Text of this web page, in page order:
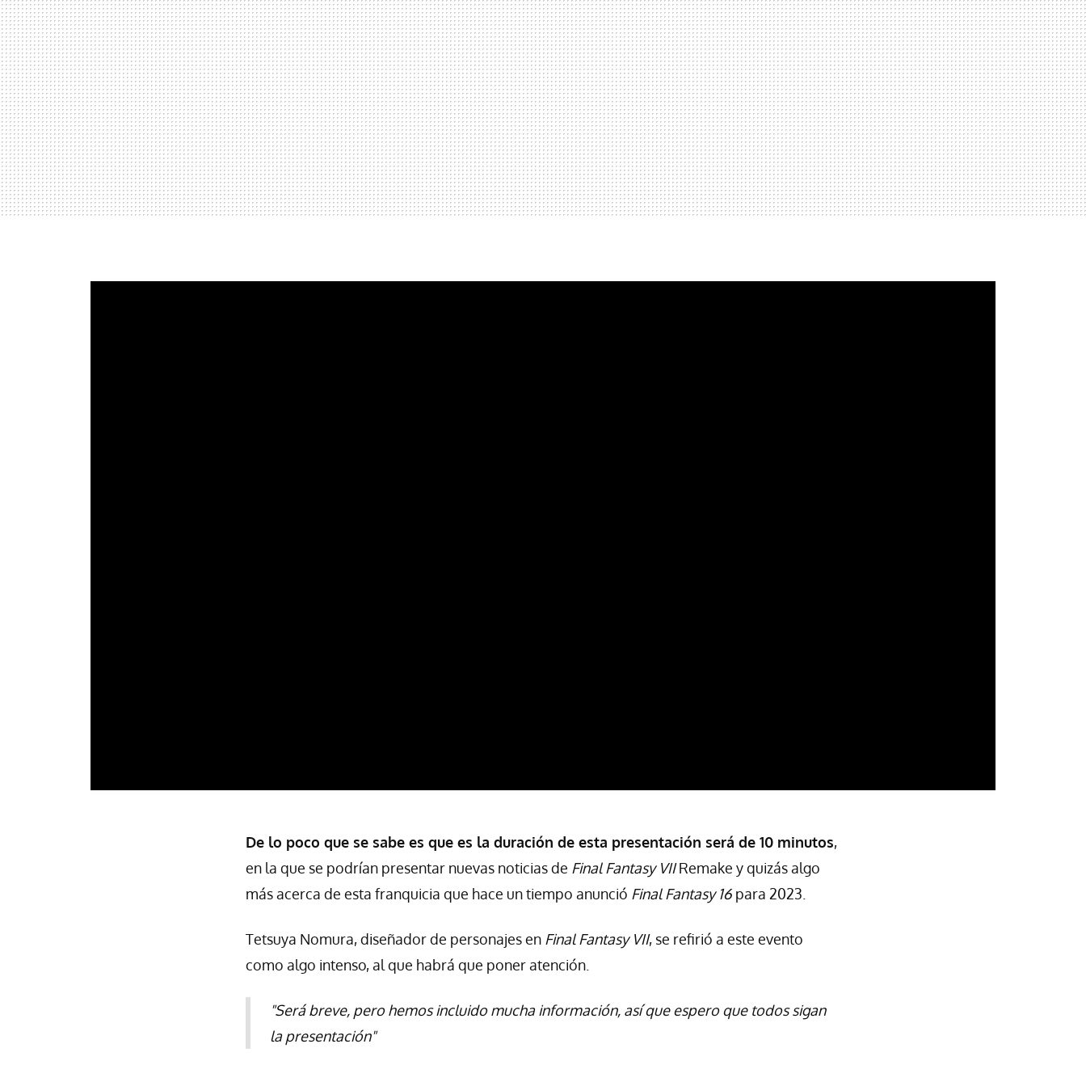
De lo poco que se sabe es que es la duración de esta presentación será de 10 minutos,
en la que se podrían presentar nuevas noticias de Final Fantasy VIIRemake y quizás algo
más acerca de esta franquicia que hace un tiempo anunció Final Fantasy 16 para 2023.
Tetsuya Nomura, diseñador de personajes en Final Fantasy VII, se refirió a este evento
como algo intenso, al que habrá que poner atención.
"Será breve, pero hemos incluido mucha información, así que espero que todos sigan
la presentación"